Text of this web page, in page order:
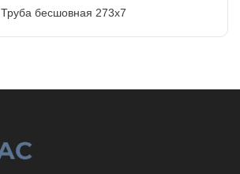
Труба бесшовная 273х7